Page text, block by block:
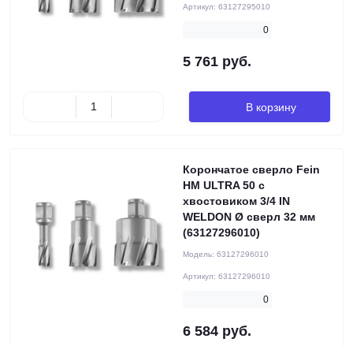
Артикул: 63127295010
0
5 761 руб.
В корзину
Корончатое сверло Fein
HM ULTRA 50 с
хвостовиком 3/4 IN
WELDON Ø сверл 32 мм
(63127296010)
Модель: 63127296010
Артикул: 63127296010
0
6 584 руб.